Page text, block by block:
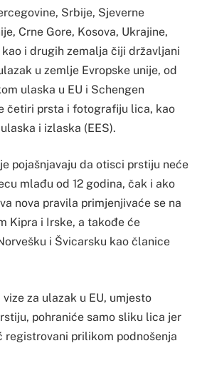
Srbije, Sjeverne
Crne Gore, Kosova, Ukrajine,
i drugih zemalja čiji državljani
u zemlje Evropske unije, od
ulaska u EU i Schengen
četiri prsta i fotografiju lica, kao
i izlaska (EES).
pojašnjavaju da otisci prstiju neće
mlađu od 12 godina, čak i ako
nova pravila primjenjivaće se na
Kipra i Irske, a takođe će
i Švicarsku kao članice
za ulazak u EU, umjesto
pohraniće samo sliku lica jer
registrovani prilikom podnošenja